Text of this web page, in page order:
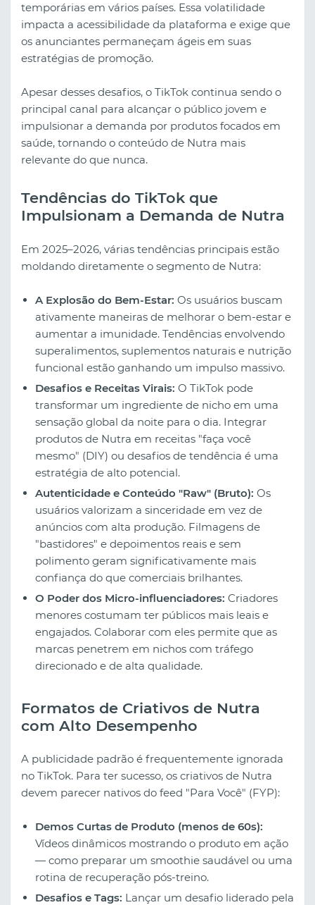
temporárias em vários países. Essa volatilidade
impacta a acessibilidade da plataforma e exige que
os anunciantes permaneçam ágeis em suas
estratégias de promoção.
Apesar desses desafios, o TikTok continua sendo o
principal canal para alcançar o público jovem e
impulsionar a demanda por produtos focados em
saúde, tornando o conteúdo de Nutra mais
relevante do que nunca.
Tendências do TikTok que
Impulsionam a Demanda de Nutra
Em 2025–2026, várias tendências principais estão
moldando diretamente o segmento de Nutra:
A Explosão do Bem-Estar: Os usuários buscam
ativamente maneiras de melhorar o bem-estar e
aumentar a imunidade. Tendências envolvendo
superalimentos, suplementos naturais e nutrição
funcional estão ganhando um impulso massivo.
Desafios e Receitas Virais: O TikTok pode
transformar um ingrediente de nicho em uma
sensação global da noite para o dia. Integrar
produtos de Nutra em receitas "faça você
mesmo" (DIY) ou desafios de tendência é uma
estratégia de alto potencial.
Autenticidade e Conteúdo "Raw" (Bruto): Os
usuários valorizam a sinceridade em vez de
anúncios com alta produção. Filmagens de
"bastidores" e depoimentos reais e sem
polimento geram significativamente mais
confiança do que comerciais brilhantes.
O Poder dos Micro-influenciadores: Criadores
menores costumam ter públicos mais leais e
engajados. Colaborar com eles permite que as
marcas penetrem em nichos com tráfego
direcionado e de alta qualidade.
Formatos de Criativos de Nutra
com Alto Desempenho
A publicidade padrão é frequentemente ignorada
no TikTok. Para ter sucesso, os criativos de Nutra
devem parecer nativos do feed "Para Você" (FYP):
Demos Curtas de Produto (menos de 60s):
Vídeos dinâmicos mostrando o produto em ação
— como preparar um smoothie saudável ou uma
rotina de recuperação pós-treino.
Desafios e Tags: Lançar um desafio liderado pela